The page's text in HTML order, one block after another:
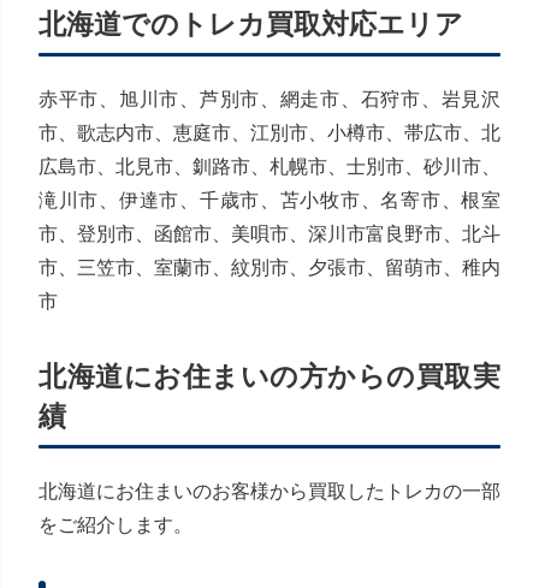
北海道でのトレカ買取対応エリア
赤平市、旭川市、芦別市、網走市、石狩市、岩見沢
市、歌志内市、恵庭市、江別市、小樽市、帯広市、北
広島市、北見市、釧路市、札幌市、士別市、砂川市、
滝川市、伊達市、千歳市、苫小牧市、名寄市、根室
市、登別市、函館市、美唄市、深川市富良野市、北斗
市、三笠市、室蘭市、紋別市、夕張市、留萌市、稚内
市
北海道にお住まいの方からの買取実
績
北海道にお住まいのお客様から買取したトレカの一部
をご紹介します。